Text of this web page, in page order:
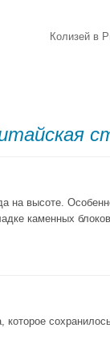
Колизей в
на высоте.
каменных
которое